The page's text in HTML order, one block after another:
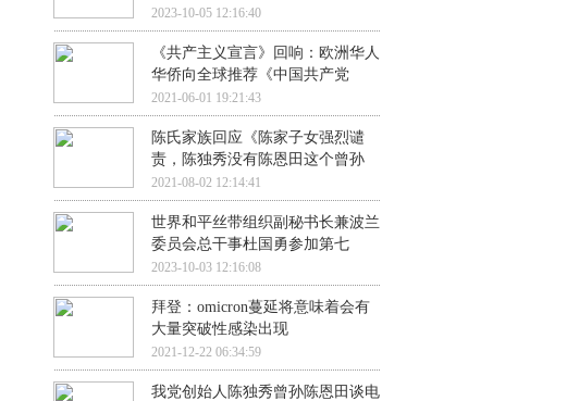
2023-10-05 12:16:40
《共产主义宣言》回响：欧洲华人
华侨向全球推荐《中国共产党
2021-06-01 19:21:43
陈氏家族回应《陈家子女强烈谴
责，陈独秀没有陈恩田这个曾孙
2021-08-02 12:14:41
世界和平丝带组织副秘书长兼波兰
委员会总干事杜国勇参加第七
2023-10-03 12:16:08
拜登：omicron蔓延将意味着会有
大量突破性感染出现
2021-12-22 06:34:59
我党创始人陈独秀曾孙陈恩田谈电